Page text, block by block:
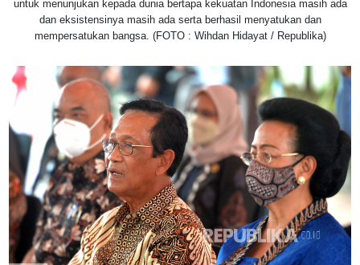
untuk menunjukan kepada dunia bertapa kekuatan Indonesia masih ada
dan eksistensinya masih ada serta berhasil menyatukan dan
mempersatukan bangsa. (FOTO : Wihdan Hidayat / Republika)